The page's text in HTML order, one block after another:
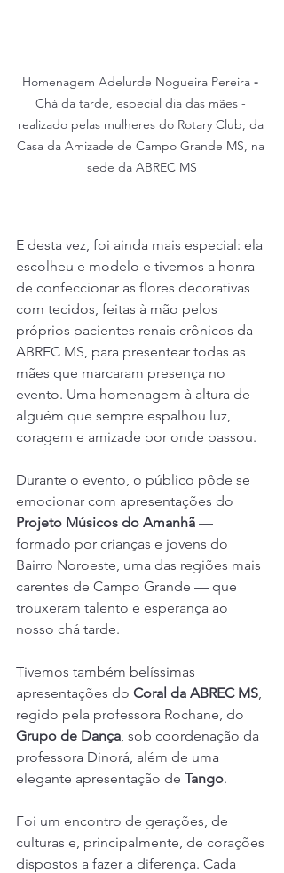
Homenagem Adelurde Nogueira Pereira -
Chá da tarde, especial dia das mães -
realizado pelas mulheres do Rotary Club, da
Casa da Amizade de Campo Grande MS, na
sede da ABREC MS
E desta vez, foi ainda mais especial: ela
escolheu e modelo e tivemos a honra
de confeccionar as flores decorativas
com tecidos, feitas à mão pelos
próprios pacientes renais crônicos da
ABREC MS, para presentear todas as
mães que marcaram presença no
evento. Uma homenagem à altura de
alguém que sempre espalhou luz,
coragem e amizade por onde passou.
Durante o evento, o público pôde se
emocionar com apresentações do
Projeto Músicos do Amanhã —
formado por crianças e jovens do
Bairro Noroeste, uma das regiões mais
carentes de Campo Grande — que
trouxeram talento e esperança ao
nosso chá tarde.
Tivemos também belíssimas
apresentações do Coral da ABREC MS
regido pela professora Rochane, do
Grupo de Dança , sob coordenação da
professora Dinorá, além de uma
elegante apresentação de Tango.
Foi um encontro de gerações, de
culturas e, principalmente, de corações
dispostos a fazer a diferença. Cada